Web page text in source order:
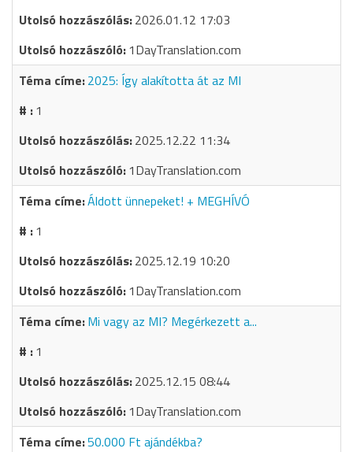
2026.01.12 17:03
1DayTranslation.com
2025: Így alakította át az MI
1
2025.12.22 11:34
1DayTranslation.com
Áldott ünnepeket! + MEGHÍVÓ
1
2025.12.19 10:20
1DayTranslation.com
Mi vagy az MI? Megérkezett a...
1
2025.12.15 08:44
1DayTranslation.com
50.000 Ft ajándékba?